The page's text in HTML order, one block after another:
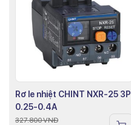
Rơ le nhiệt CHINT NXR-25 3P
0.25-0.4A
327.800VNĐ